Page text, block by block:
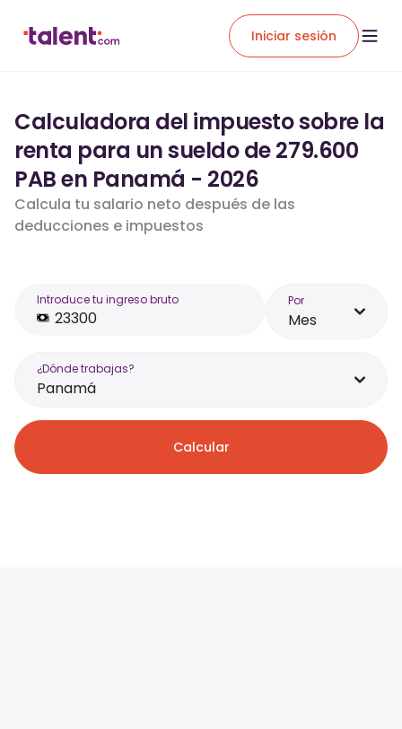
Iniciar sesión
Calculadora del impuesto sobre la
renta para un sueldo de 279.600
PAB en Panamá - 2026
Calcula tu salario neto después de las
deducciones e impuestos
Introduce tu ingreso bruto Por
Mes
¿Dónde trabajas?
Panamá
Calcular